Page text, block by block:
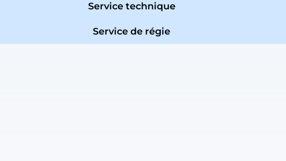
Service technique
Service de régie